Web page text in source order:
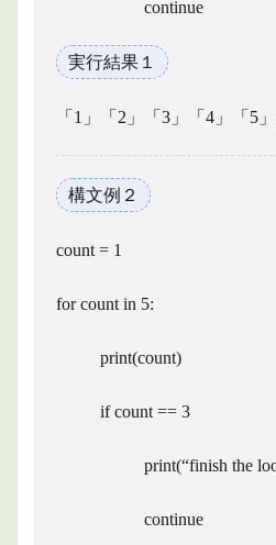
continue
実行結果１
「1」「2」「3」「4」「5
構文例２
count = 1
for count in 5:
print(count)
if count == 3
print(“finish the
continue